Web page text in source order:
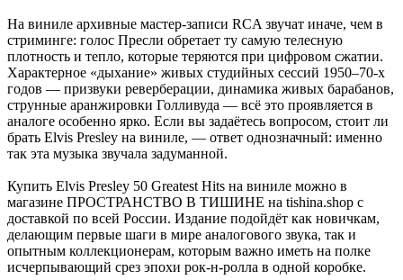
На виниле архивные мастер-записи RCA звучат иначе, чем в
стриминге: голос Пресли обретает ту самую телесную
плотность и тепло, которые теряются при цифровом сжатии.
Характерное «дыхание» живых студийных сессий 1950–70-х
годов — призвуки реверберации, динамика живых барабанов,
струнные аранжировки Голливуда — всё это проявляется в
аналоге особенно ярко. Если вы задаётесь вопросом, стоит ли
брать Elvis Presley на виниле, — ответ однозначный: именно
так эта музыка звучала задуманной.
Купить Elvis Presley 50 Greatest Hits на виниле можно в
магазине ПРОСТРАНСТВО В ТИШИНЕ на tishina.shop с
доставкой по всей России. Издание подойдёт как новичкам,
делающим первые шаги в мире аналогового звука, так и
опытным коллекционерам, которым важно иметь на полке
исчерпывающий срез эпохи рок-н-ролла в одной коробке.